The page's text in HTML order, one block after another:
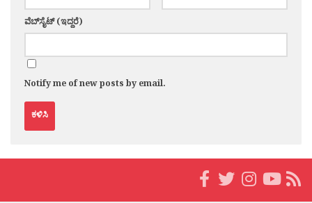
ವೆಬ್‌ಸೈಟ್ (ಇದ್ದರೆ)
Notify me of new posts by email.